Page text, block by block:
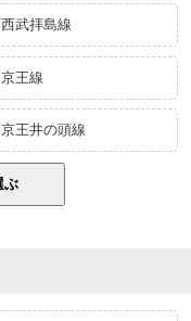
西武拝島線
京王線
京王井の頭線